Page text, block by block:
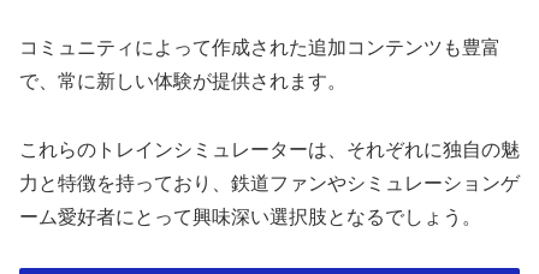
コミュニティによって作成された追加コンテンツも豊富
で、常に新しい体験が提供されます。
これらのトレインシミュレーターは、それぞれに独自の魅
力と特徴を持っており、鉄道ファンやシミュレーションゲ
ーム愛好者にとって興味深い選択肢となるでしょう。